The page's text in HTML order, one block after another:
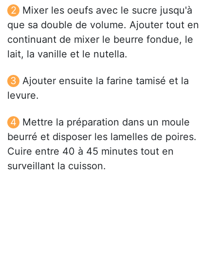
Mixer les oeufs avec le sucre jusqu'à
que sa double de volume. Ajouter tout en
continuant de mixer le beurre fondue, le
lait, la vanille et le nutella.
Ajouter ensuite la farine tamisé et la
levure.
Mettre la préparation dans un moule
beurré et disposer les lamelles de poires.
Cuire entre 40 à 45 minutes tout en
surveillant la cuisson.